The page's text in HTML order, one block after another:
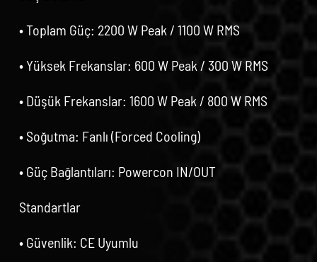
• Toplam Güç: 2200 W Peak / 1100 W RMS
• Yüksek Frekanslar: 600 W Peak / 300 W RMS
• Düşük Frekanslar: 1600 W Peak / 800 W RMS
• Soğutma: Fanlı (Forced Cooling)
• Güç Bağlantıları: Powercon IN/OUT
Standartlar
• Güvenlik: CE Uyumlu